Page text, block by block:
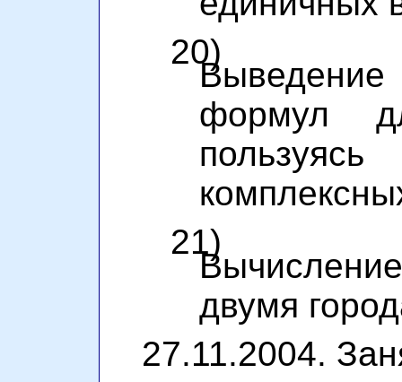
20)
Выведение
формул
21)
двумя
27.11.2004.